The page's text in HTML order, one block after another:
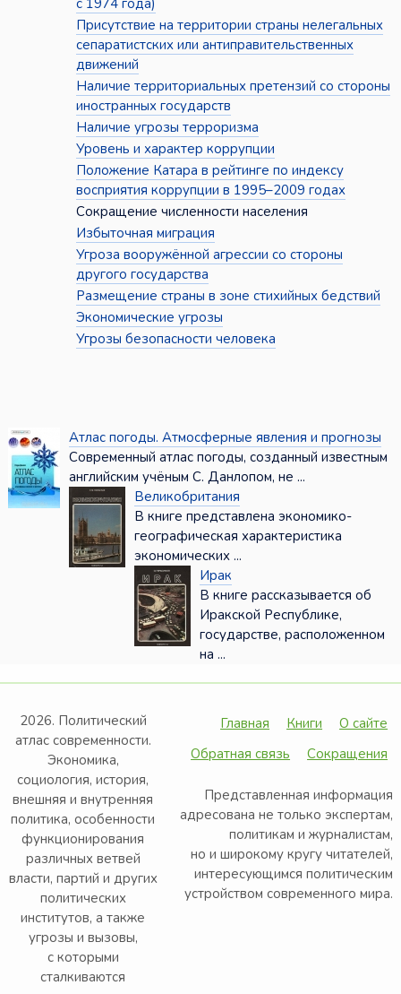
с 1974 года)
Присутствие на территории страны нелегальных
сепаратистских или антиправительственных
движений
Наличие территориальных претензий со стороны
иностранных государств
Наличие угрозы терроризма
Уровень и характер коррупции
Положение Катара в рейтинге по индексу
восприятия коррупции в 1995–2009 годах
Сокращение численности населения
Избыточная миграция
Угроза вооружённой агрессии со стороны
другого государства
Размещение страны в зоне стихийных бедствий
Экономические угрозы
Угрозы безопасности человека
Атлас погоды. Атмосферные явления и прогнозы
Современный атлас погоды, созданный известным
английским учёным С. Данлопом, не ...
Великобритания
В книге представлена экономико-
географическая характеристика
экономических ...
Ирак
В книге рассказывается об
Иракской Республике,
государстве, расположенном
на ...
2026. Политический
атлас современности.
Экономика,
социология, история,
внешняя и внутренняя
политика, особенности
функционирования
различных ветвей
власти, партий и других
политических
институтов, а также
угрозы и вызовы,
с которыми
сталкиваются
Главная Книги
О сайте
Обратная связь
Сокращения
Представленная информация
адресована не только экспертам,
политикам и журналистам,
но и широкому кругу читателей,
интересующимся политическим
устройством современного мира.